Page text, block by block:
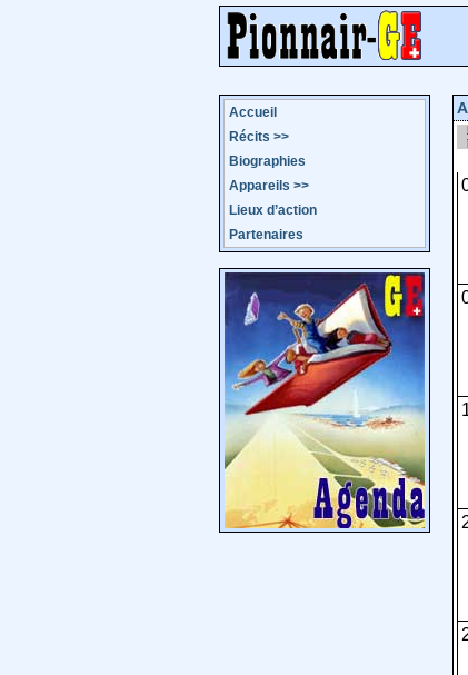
Accueil
Récits >>
Biographies
Appareils >>
Lieux d’action
Partenaires